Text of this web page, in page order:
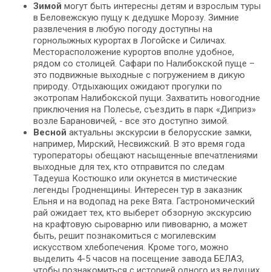
Зимой могут быть интересны детям и взрослым туры
в Беловежскую пущу к дедушке Морозу. Зимние
развлечения в любую погоду доступны на
горнолыжных курортах в Логойске и Силичах.
Месторасположение курортов вполне удобное,
рядом со столицей. Сафари по Налибокской пуще –
это подвижные выходные с погружением в дикую
природу. Отдыхающих ожидают прогулки по
экотропам Налибокской пущи. Захватить новогодние
приключения на Полесье, съездить в парк «Диприз»
возле Барановичей, - все это доступно зимой.
Весной актуальны экскурсии в белорусские замки,
например, Мирский, Несвижский. В это время года
туроператоры обещают насыщенные впечатлениями
выходные для тех, кто отправится по следам
Тадеуша Костюшко или окунется в мистические
легенды Гродненщины. Интересен тур в заказник
Ельня и на водопад на реке Вята. Гастрономический
рай ожидает тех, кто выберет обзорную экскурсию
на крафтовую сыроварню или пивоварню, а может
быть, решит познакомиться с могилевским
искусством хлебопечения. Кроме того, можно
выделить 4-5 часов на посещение завода БЕЛАЗ,